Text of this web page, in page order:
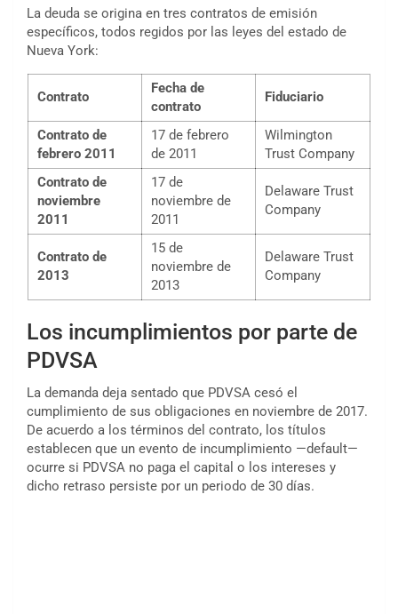
La deuda se origina en tres contratos de emisión
específicos, todos regidos por las leyes del estado de
Nueva York:
Contrato
Fecha de
contrato
Fiduciario
Contrato de
febrero 2011
17 de febrero
de 2011
Wilmington
Trust Company
Contrato de
noviembre
2011
17 de
noviembre de
2011
Delaware Trust
Company
Contrato de
2013
15 de
noviembre de
2013
Delaware Trust
Company
Los incumplimientos por parte de
PDVSA
La demanda deja sentado que PDVSA cesó el
cumplimiento de sus obligaciones en noviembre de 2017.
De acuerdo a los términos del contrato, los títulos
establecen que un evento de incumplimiento —default—
ocurre si PDVSA no paga el capital o los intereses y
dicho retraso persiste por un periodo de 30 días.